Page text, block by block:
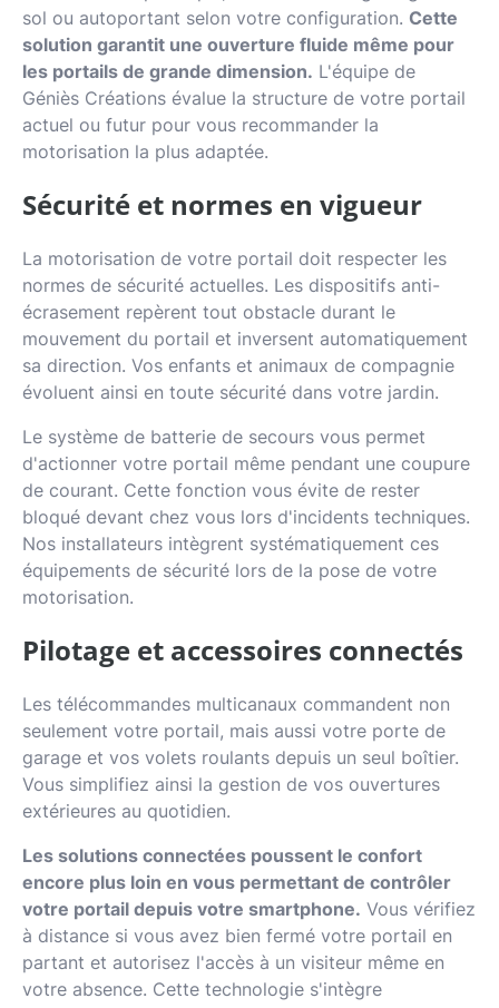
sol ou autoportant selon votre configuration. Cette
solution garantit une ouverture fluide même pour
les portails de grande dimension. L'équipe de
Géniès Créations évalue la structure de votre portail
actuel ou futur pour vous recommander la
motorisation la plus adaptée.
Sécurité et normes en vigueur
La motorisation de votre portail doit respecter les
normes de sécurité actuelles. Les dispositifs anti-
écrasement repèrent tout obstacle durant le
mouvement du portail et inversent automatiquement
sa direction. Vos enfants et animaux de compagnie
évoluent ainsi en toute sécurité dans votre jardin.
Le système de batterie de secours vous permet
d'actionner votre portail même pendant une coupure
de courant. Cette fonction vous évite de rester
bloqué devant chez vous lors d'incidents techniques.
Nos installateurs intègrent systématiquement ces
équipements de sécurité lors de la pose de votre
motorisation.
Pilotage et accessoires connectés
Les télécommandes multicanaux commandent non
seulement votre portail, mais aussi votre porte de
garage et vos volets roulants depuis un seul boîtier.
Vous simplifiez ainsi la gestion de vos ouvertures
extérieures au quotidien.
Les solutions connectées poussent le confort
encore plus loin en vous permettant de contrôler
votre portail depuis votre smartphone. Vous vérifiez
à distance si vous avez bien fermé votre portail en
partant et autorisez l'accès à un visiteur même en
votre absence. Cette technologie s'intègre